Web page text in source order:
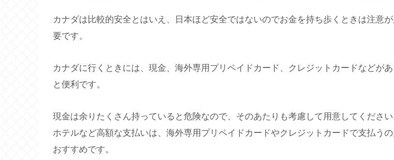
カナダは比較的安全とはいえ、日本ほど安全ではないのでお金を持ち歩くときは注意
要です。
カナダに行くときには、現金、海外専用プリペイドカード、クレジットカードなどがあ
と便利です。
現金は余りたくさん持っていると危険なので、そのあたりも考慮して用意してください
ホテルなど高額な支払いは、海外専用プリペイドカードやクレジットカードで支払う
おすすめです。